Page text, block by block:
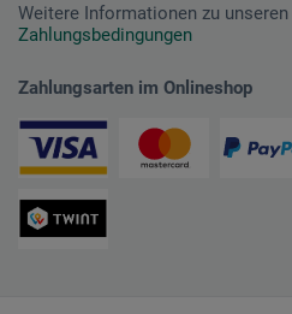
Weitere Informationen zu unseren
Zahlungsbedingungen
Zahlungsarten im Onlineshop